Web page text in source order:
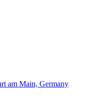
am Main, Germany